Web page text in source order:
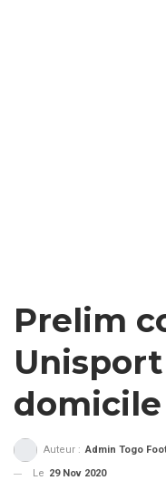
Prelim
domicile
Auteur : Admin Togo
Le 29 Nov 2020